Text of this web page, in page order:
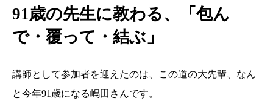
91歳の先生に教わる、「包ん
で・覆って・結ぶ」
講師として参加者を迎えたのは、この道の大先輩、なん
と今年91歳になる嶋田さんです。